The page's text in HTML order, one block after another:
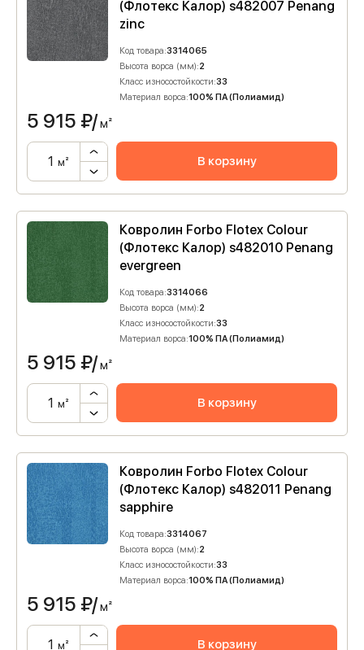
(Флотекс Калор) s482007 Penang
zinc
Код товара:3314065
Высота ворса (мм):2
Класс износостойкости:33
Материал ворса:100% ПА (Полиамид)
5 915 ₽/м²
м² В корзину
Ковролин Forbo Flotex Colour
(Флотекс Калор) s482010 Penang
evergreen
Код товара:3314066
Высота ворса (мм):2
Класс износостойкости:33
Материал ворса:100% ПА (Полиамид)
5 915 ₽/м²
м² В корзину
Ковролин Forbo Flotex Colour
(Флотекс Калор) s482011 Penang
sapphire
Код товара:3314067
Высота ворса (мм):2
Класс износостойкости:33
Материал ворса:100% ПА (Полиамид)
5 915 ₽/м²
м² В корзину